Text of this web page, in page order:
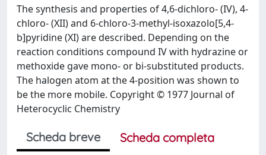
The synthesis and properties of 4,6‐dichloro‐ (IV), 4‐
chloro‐ (XII) and 6‐chloro‐3‐methyl‐isoxazolo[5,4‐
b]pyridine (XI) are described. Depending on the
reaction conditions compound IV with hydrazine or
methoxide gave mono‐ or bi‐substituted products.
The halogen atom at the 4‐position was shown to
be the more mobile. Copyright © 1977 Journal of
Heterocyclic Chemistry
Scheda breve
Scheda completa